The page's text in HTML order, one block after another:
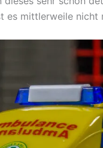
es mittlerweile nicht